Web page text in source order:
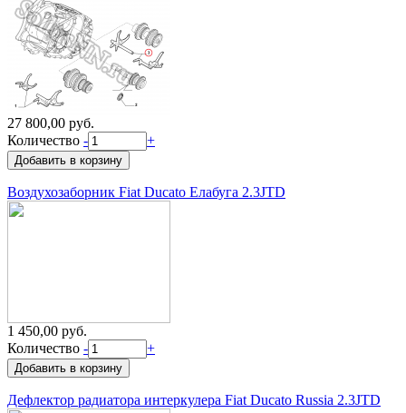
27 800,00 руб.
Количество - +
Воздухозаборник Fiat Ducato Елабуга 2.3JTD
1 450,00 руб.
Количество - +
Дефлектор радиатора интеркулера Fiat Ducato Russia 2.3JTD